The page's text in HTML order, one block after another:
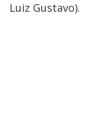
Luiz Gustavo).